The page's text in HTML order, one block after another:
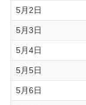
5月2日
5月3日
5月4日
5月5日
5月6日